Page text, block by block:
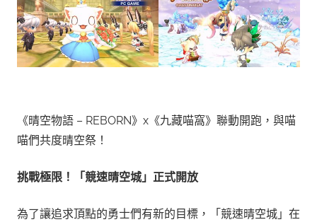
《晴空物語 – REBORN》x《九藏喵窩》聯動開跑，與喵
喵們共度晴空祭！
挑戰極限！「競速晴空城」正式開放
為了讓追求頂點的勇士們有新的目標，「競速晴空城」在